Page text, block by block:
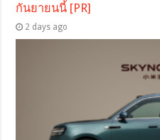
กันยายนนี้ [PR]
2 days ago